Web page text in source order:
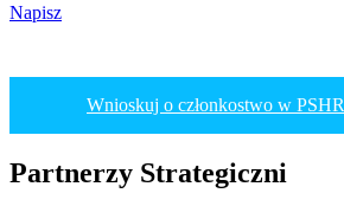
Napisz
Wnioskuj o członkostwo w PSHR
Partnerzy Strategiczni